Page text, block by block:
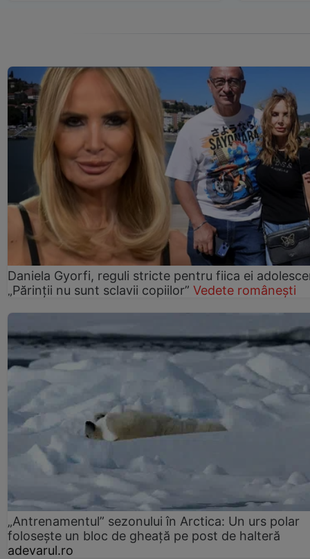
Daniela Gyorfi, reguli stricte pentru fiica ei
„Părinții nu sunt sclavii copiilor” Vedete românești
„Antrenamentul” sezonului în Arctica: Un urs polar
folosește un bloc de gheață pe post de halteră
adevarul.ro